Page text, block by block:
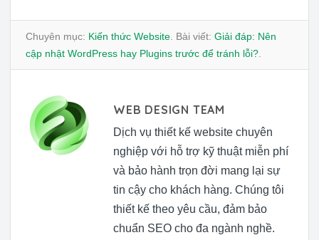
Chuyên mục: Kiến thức Website . Bài viết: Giải đáp: Nên
cập nhật WordPress hay Plugins trước để tránh lỗi?
WEB DESIGN TEAM
Dịch vụ thiết kế website chuyên
nghiệp với hỗ trợ kỹ thuật miễn phí
và bảo hành trọn đời mang lại sự
tin cậy cho khách hàng. Chúng tôi
thiết kế theo yêu cầu, đảm bảo
chuẩn SEO cho đa ngành nghề.